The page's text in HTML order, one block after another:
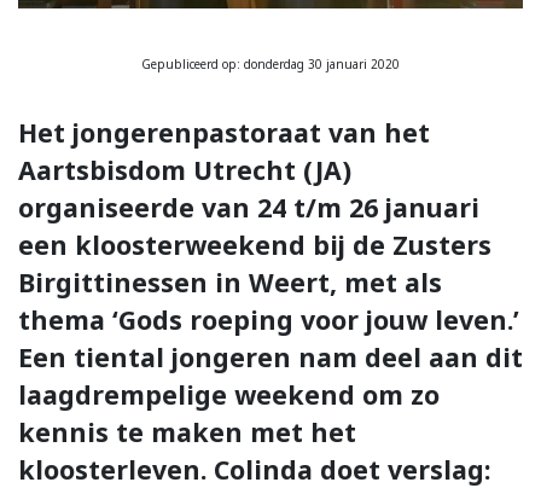
Gepubliceerd op: donderdag 30 januari 2020
Het jongerenpastoraat van het
Aartsbisdom Utrecht (JA)
organiseerde van 24 t/m 26 januari
een kloosterweekend bij de Zusters
Birgittinessen in Weert, met als
thema ‘Gods roeping voor jouw leven.’
Een tiental jongeren nam deel aan dit
laagdrempelige weekend om zo
kennis te maken met het
kloosterleven. Colinda doet verslag: